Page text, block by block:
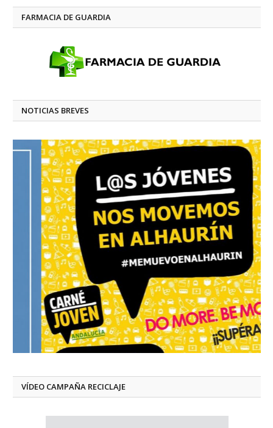
FARMACIA DE GUARDIA
NOTICIAS BREVES
VÍDEO CAMPAÑA RECICLAJE